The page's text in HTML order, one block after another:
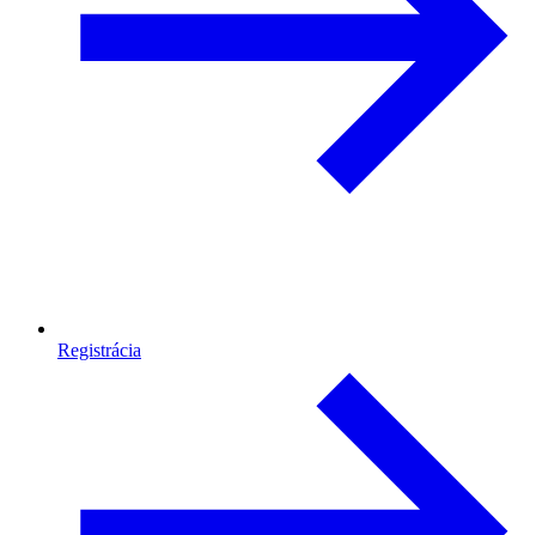
Registrácia